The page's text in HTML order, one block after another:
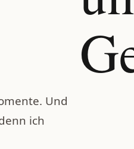
Und
ich